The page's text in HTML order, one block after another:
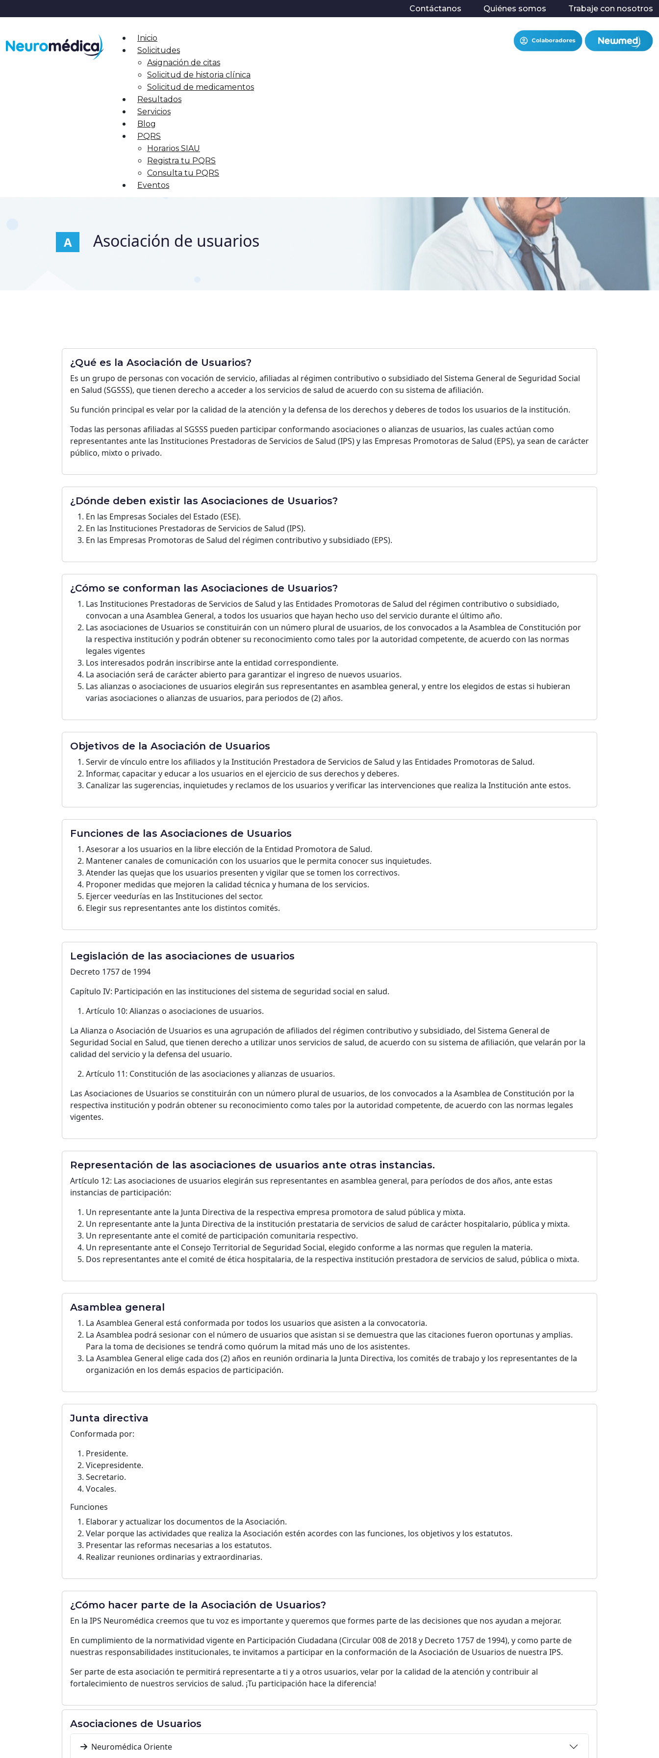
Contáctanos Quiénes somos Trabaje con nosotros
Inicio
Solicitudes
Asignación de citas
Solicitud de historia clínica
Solicitud de medicamentos
Resultados
Servicios
Blog
PQRS
Horarios SIAU
Registra tu PQRS
Consulta tu PQRS
Eventos
A Asociación de usuarios
¿Qué es la Asociación de Usuarios?
Es un grupo de personas con vocación de servicio, afiliadas al régimen contributivo o subsidiado del Sistema General de Seguridad Social
en Salud (SGSSS), que tienen derecho a acceder a los servicios de salud de acuerdo con su sistema de afiliación.
Su función principal es velar por la calidad de la atención y la defensa de los derechos y deberes de todos los usuarios de la institución.
Todas las personas afiliadas al SGSSS pueden participar conformando asociaciones o alianzas de usuarios, las cuales actúan como
representantes ante las Instituciones Prestadoras de Servicios de Salud (IPS) y las Empresas Promotoras de Salud (EPS), ya sean de carácter
público, mixto o privado.
¿Dónde deben existir las Asociaciones de Usuarios?
En las Empresas Sociales del Estado (ESE).
En las Instituciones Prestadoras de Servicios de Salud (IPS).
En las Empresas Promotoras de Salud del régimen contributivo y subsidiado (EPS).
¿Cómo se conforman las Asociaciones de Usuarios?
Las Instituciones Prestadoras de Servicios de Salud y las Entidades Promotoras de Salud del régimen contributivo o subsidiado,
convocan a una Asamblea General, a todos los usuarios que hayan hecho uso del servicio durante el último año.
Las asociaciones de Usuarios se constituirán con un número plural de usuarios, de los convocados a la Asamblea de Constitución por
la respectiva institución y podrán obtener su reconocimiento como tales por la autoridad competente, de acuerdo con las normas
legales vigentes
Los interesados podrán inscribirse ante la entidad correspondiente.
La asociación será de carácter abierto para garantizar el ingreso de nuevos usuarios.
Las alianzas o asociaciones de usuarios elegirán sus representantes en asamblea general, y entre los elegidos de estas si hubieran
varias asociaciones o alianzas de usuarios, para periodos de (2) años.
Objetivos de la Asociación de Usuarios
Servir de vínculo entre los afiliados y la Institución Prestadora de Servicios de Salud y las Entidades Promotoras de Salud.
Informar, capacitar y educar a los usuarios en el ejercicio de sus derechos y deberes.
Canalizar las sugerencias, inquietudes y reclamos de los usuarios y verificar las intervenciones que realiza la Institución ante estos.
Funciones de las Asociaciones de Usuarios
Asesorar a los usuarios en la libre elección de la Entidad Promotora de Salud.
Mantener canales de comunicación con los usuarios que le permita conocer sus inquietudes.
Atender las quejas que los usuarios presenten y vigilar que se tomen los correctivos.
Proponer medidas que mejoren la calidad técnica y humana de los servicios.
Ejercer veedurías en las Instituciones del sector.
Elegir sus representantes ante los distintos comités.
Legislación de las asociaciones de usuarios
Decreto 1757 de 1994
Capítulo IV: Participación en las instituciones del sistema de seguridad social en salud.
Artículo 10: Alianzas o asociaciones de usuarios.
La Alianza o Asociación de Usuarios es una agrupación de afiliados del régimen contributivo y subsidiado, del Sistema General de
Seguridad Social en Salud, que tienen derecho a utilizar unos servicios de salud, de acuerdo con su sistema de afiliación, que velarán por la
calidad del servicio y la defensa del usuario.
Artículo 11: Constitución de las asociaciones y alianzas de usuarios.
Las Asociaciones de Usuarios se constituirán con un número plural de usuarios, de los convocados a la Asamblea de Constitución por la
respectiva institución y podrán obtener su reconocimiento como tales por la autoridad competente, de acuerdo con las normas legales
vigentes.
Representación de las asociaciones de usuarios ante otras instancias.
Artículo 12: Las asociaciones de usuarios elegirán sus representantes en asamblea general, para períodos de dos años, ante estas
instancias de participación:
Un representante ante la Junta Directiva de la respectiva empresa promotora de salud pública y mixta.
Un representante ante la Junta Directiva de la institución prestataria de servicios de salud de carácter hospitalario, pública y mixta.
Un representante ante el comité de participación comunitaria respectivo.
Un representante ante el Consejo Territorial de Seguridad Social, elegido conforme a las normas que regulen la materia.
Dos representantes ante el comité de ética hospitalaria, de la respectiva institución prestadora de servicios de salud, pública o mixta.
Asamblea general
La Asamblea General está conformada por todos los usuarios que asisten a la convocatoria.
La Asamblea podrá sesionar con el número de usuarios que asistan si se demuestra que las citaciones fueron oportunas y amplias.
Para la toma de decisiones se tendrá como quórum la mitad más uno de los asistentes.
La Asamblea General elige cada dos (2) años en reunión ordinaria la Junta Directiva, los comités de trabajo y los representantes de la
organización en los demás espacios de participación.
Junta directiva
Conformada por:
Presidente.
Vicepresidente.
Secretario.
Vocales.
Funciones
Elaborar y actualizar los documentos de la Asociación.
Velar porque las actividades que realiza la Asociación estén acordes con las funciones, los objetivos y los estatutos.
Presentar las reformas necesarias a los estatutos.
Realizar reuniones ordinarias y extraordinarias.
¿Cómo hacer parte de la Asociación de Usuarios?
En la IPS Neuromédica creemos que tu voz es importante y queremos que formes parte de las decisiones que nos ayudan a mejorar.
En cumplimiento de la normatividad vigente en Participación Ciudadana (Circular 008 de 2018 y Decreto 1757 de 1994), y como parte de
nuestras responsabilidades institucionales, te invitamos a participar en la conformación de la Asociación de Usuarios de nuestra IPS.
Ser parte de esta asociación te permitirá representarte a ti y a otros usuarios, velar por la calidad de la atención y contribuir al
fortalecimiento de nuestros servicios de salud. ¡Tu participación hace la diferencia!
Asociaciones de Usuarios
Neuromédica Oriente